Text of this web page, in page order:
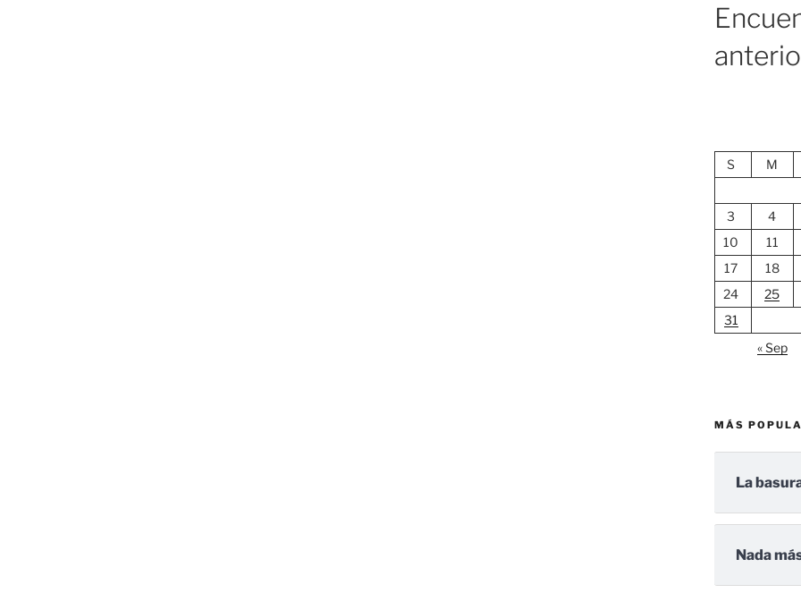
S M
3
4
10
11
17
18
24
25
31
« Sep
MÁS
La
Nada